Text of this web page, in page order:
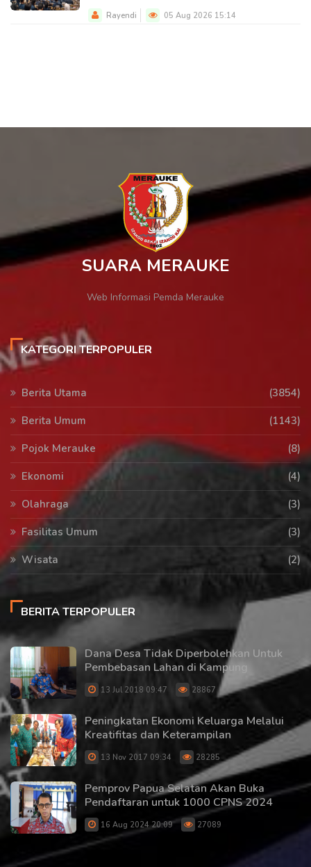
Rayendi 05 Aug 2026 15:14
SUARA MERAUKE
Web Informasi Pemda Merauke
KATEGORI TERPOPULER
Berita Utama
(3854)
Berita Umum
(1143)
Pojok Merauke
(8)
Ekonomi
(4)
Olahraga
(3)
Fasilitas Umum
(3)
Wisata
(2)
BERITA TERPOPULER
Dana Desa Tidak Diperbolehkan Untuk
Pembebasan Lahan di Kampung
13 Jul 2018 09:47 28867
Peningkatan Ekonomi Keluarga Melalui
Kreatifitas dan Keterampilan
13 Nov 2017 09:34 28285
Pemprov Papua Selatan Akan Buka
Pendaftaran untuk 1000 CPNS 2024
16 Aug 2024 20:09 27089